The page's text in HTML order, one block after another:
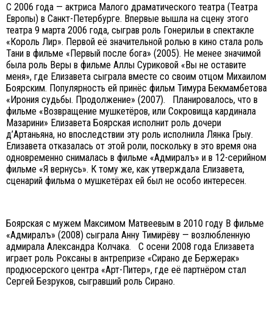
С 2006 года — актриса Малого драматического театра (Театра
Европы) в Санкт-Петербурге. Впервые вышла на сцену этого
театра 9 марта 2006 года, сыграв роль Гонерильи в спектакле
«Король Лир». Первой её значительной ролью в кино стала роль
Тани в фильме «Первый после бога» (2005). Не менее значимой
была роль Веры в фильме Аллы Суриковой «Вы не оставите
меня», где Елизавета сыграла вместе со своим отцом Михаилом
Боярским. Популярность ей принёс фильм Тимура Бекмамбетова
«Ирония судьбы. Продолжение» (2007). Планировалось, что в
фильме «Возвращение мушкетёров, или Сокровища кардинала
Мазарини» Елизавета Боярская исполнит роль дочери
д’Артаньяна, но впоследствии эту роль исполнила Лянка Грыу.
Елизавета отказалась от этой роли, поскольку в это время она
одновременно снималась в фильме «Адмиралъ» и в 12-серийном
фильме «Я вернусь». К тому же, как утверждала Елизавета,
сценарий фильма о мушкетёрах ей был не особо интересен.
Боярская с мужем Максимом Матвеевым в 2010 году В фильме
«Адмиралъ» (2008) сыграла Анну Тимирёву — возлюбленную
адмирала Александра Колчака. С осени 2008 года Елизавета
играет роль Роксаны в антрепризе «Сирано де Бержерак»
продюсерского центра «Арт-Питер», где её партнёром стал
Сергей Безруков, сыгравший роль Сирано.